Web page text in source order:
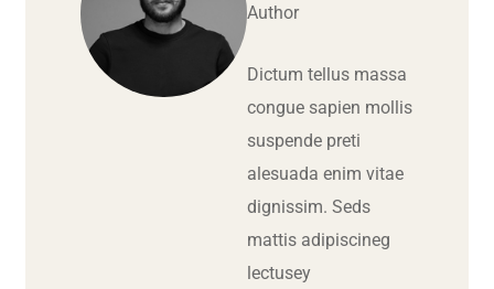
Author
Dictum tellus massa
congue sapien mollis
suspende preti
alesuada enim vitae
dignissim. Seds
mattis adipiscineg
lectusey